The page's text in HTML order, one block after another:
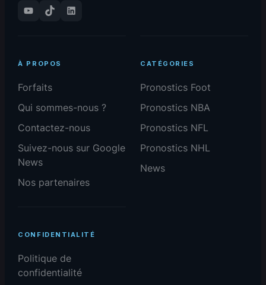
YouTube
TikTok LinkedIn
À PROPOS
Forfaits
Qui sommes-nous ?
Contactez-nous
Suivez-nous sur Google
News
Nos partenaires
CATÉGORIES
Pronostics Foot
Pronostics NBA
Pronostics NFL
Pronostics NHL
News
CONFIDENTIALITÉ
Politique de
confidentialité